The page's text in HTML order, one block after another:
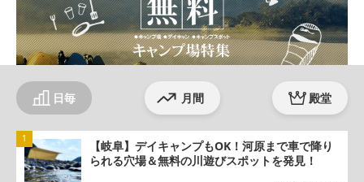
日毎 月間 殿堂
【岐阜】デイキャンプもOK！河原まで車で降り
られる穴場＆無料の川遊びスポットを発見！